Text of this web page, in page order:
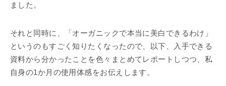
ました。
それと同時に、「オーガニックで本当に美白できるわけ」
というのもすごく知りたくなったので、以下、入手できる
資料から分かったことを色々まとめてレポートしつつ、私
自身の1か月の使用体感をお伝えします。